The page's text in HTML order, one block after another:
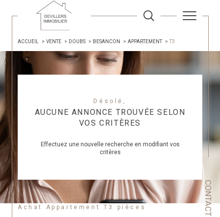
CONTACT
ACCUEIL VENTE DOUBS BESANCON APPARTEMENT T3
Désolé,
AUCUNE ANNONCE TROUVÉE SELON
VOS CRITÈRES
Effectuez une nouvelle recherche en modifiant vos
critères
Achat Appartement T3 pièces